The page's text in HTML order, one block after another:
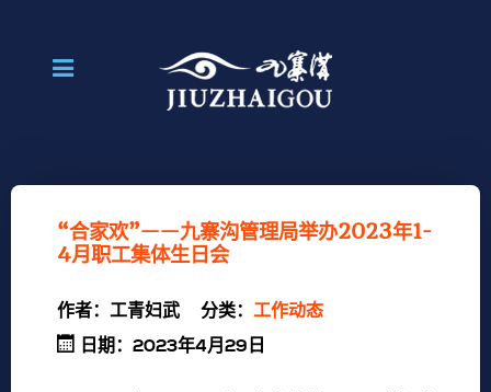
“合家欢”——九寨沟管理局举办2023年1-
4月职工集体生日会
作者： 工青妇武 分类： 工作动态
日期：2023年4月29日